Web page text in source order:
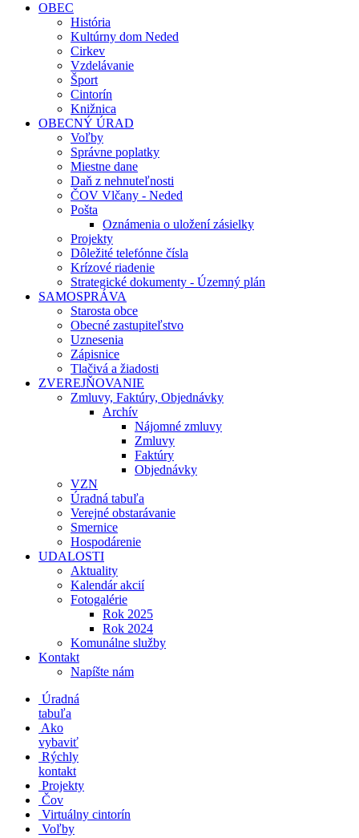
OBEC
História
Kultúrny dom Neded
Cirkev
Vzdelávanie
Šport
Cintorín
Knižnica
OBECNÝ ÚRAD
Voľby
Správne poplatky
Miestne dane
Daň z nehnuteľnosti
ČOV Vlčany - Neded
Pošta
Oznámenia o uložení zásielky
Projekty
Dôležité telefónne čísla
Krízové riadenie
Strategické dokumenty - Územný plán
SAMOSPRÁVA
Starosta obce
Obecné zastupiteľstvo
Uznesenia
Zápisnice
Tlačivá a žiadosti
ZVEREJŇOVANIE
Zmluvy, Faktúry, Objednávky
Archív
Nájomné zmluvy
Zmluvy
Faktúry
Objednávky
VZN
Úradná tabuľa
Verejné obstarávanie
Smernice
Hospodárenie
UDALOSTI
Aktuality
Kalendár akcií
Fotogalérie
Rok 2025
Rok 2024
Komunálne služby
Kontakt
Napíšte nám
Úradná
tabuľa
Ako
vybaviť
Rýchly
kontakt
Projekty
Čov
Virtuálny cintorín
Voľby